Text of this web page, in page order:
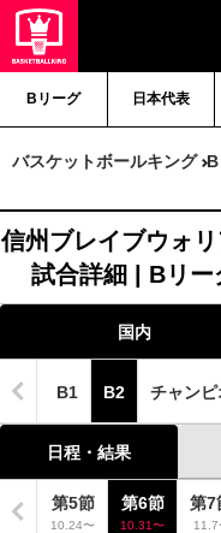
Bリーグ 日本代表
バスケットボールキング B
信州ブレイブウォ
試合詳細 | Bリ
国内
B1 B2 チャン
日程・結果
節
〜
第5節
10.24〜
第6節
10.31〜
第7
11.7